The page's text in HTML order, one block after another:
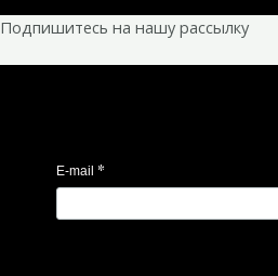
Подпишитесь на нашу рассылку
E-mail *